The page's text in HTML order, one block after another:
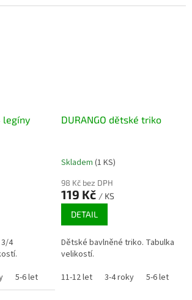
legíny
4
5-6 let 7-8 let 9-10 let
DURANGO dětské triko
Skladem (1 KS)
98 Kč bez DPH
119 Kč / KS
DETAIL
Dětské bavlněné triko. Tabulka
velikostí.
11-12 let
3-4 roky 5-6 let